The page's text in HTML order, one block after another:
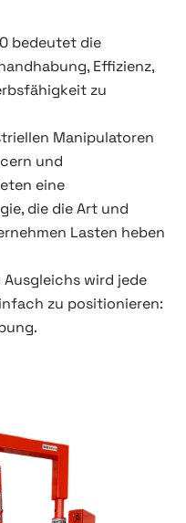
bedeutet die
Effizienz,
zu
Manipulatoren
und
eine
die die Art und
Lasten heben
wird jede
zu positionieren: